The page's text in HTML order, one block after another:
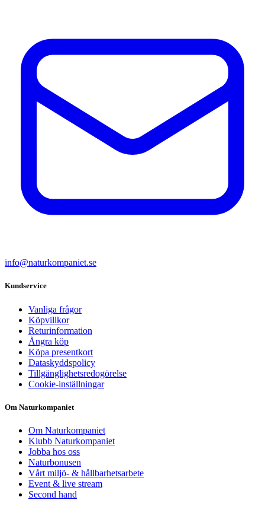
info@naturkompaniet.se
Kundservice
Vanliga frågor
Köpvillkor
Returinformation
Ångra köp
Köpa presentkort
Dataskyddspolicy
Tillgänglighetsredogörelse
Cookie-inställningar
Om Naturkompaniet
Om Naturkompaniet
Klubb Naturkompaniet
Jobba hos oss
Naturbonusen
Vårt miljö- & hållbarhetsarbete
Event & live stream
Second hand